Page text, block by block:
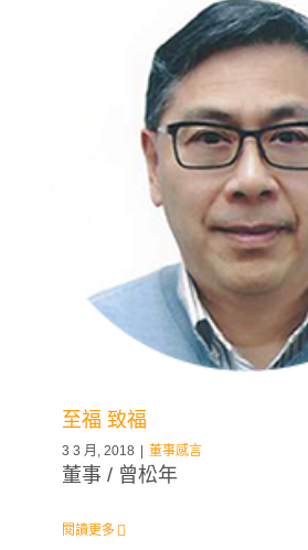
至福 致福
3 3 月, 2018 | 董事感言
董事 / 曾松年
閱讀更多